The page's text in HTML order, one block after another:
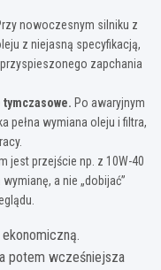
nowoczesnym silniku z
z niejasną specyfikacją,
zapchania
Po awaryjnym
pełna wymiana oleju i filtra,
jest przejście np. z 10W-40
a nie „dobijać”
potem wcześniejsza